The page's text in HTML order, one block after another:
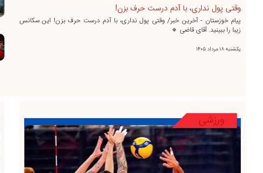
وقتی پول نداری، با آدم درست حرف بزن!
پیام خوزستان - آخرین خبر/ وقتی پول نداری، با آدم درست حرف بزن! این سکانس
زیبا را ببینید. آقای قاضی 🔹
يکشنبه ۱۸ مرداد ۱۴۰۵
ورزشی